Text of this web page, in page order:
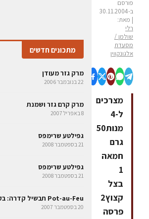
פורסם
ב-30.11.2004
| מאת:
רלי
שולמן /
מסעדת
אלגונקווין
מצרכים
ל-4
מנות50
גרם
חמאה
1
בצל
קצוץ2
פרסה
מתכונים חדשים
מרק גזר מעודן
22 בנובמבר 2006
מרק קרם גזר ושמנת
8 באפריל 2007
גפילטע שרימפס
21 בספטמבר 2008
גפילטע שרימפס
21 בספטמבר 2008
Pot-au-Feu תבשיל קדרה: בקר עם ירקות
20 בספטמבר 2007